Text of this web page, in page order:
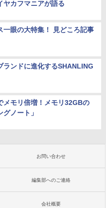
ヤカフマニアが語る
一眼の大特集！ 見どころ記事
ランドに進化するSHANLING
メモリ倍増！メモリ32GBの
グノート」
お問い合わせ
編集部へのご連絡
会社概要